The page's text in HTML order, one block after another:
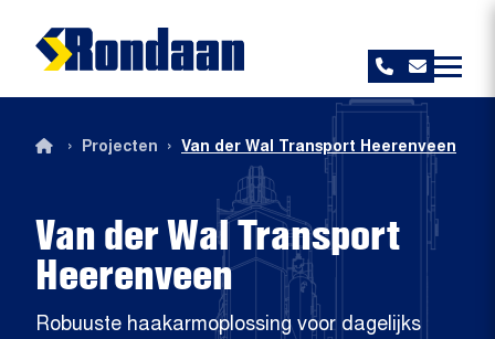
Van der Wal Transport
Heerenveen
Robuuste haakarmoplossing voor dagelijks
› Projecten › Van der Wal Transport Heerenveen